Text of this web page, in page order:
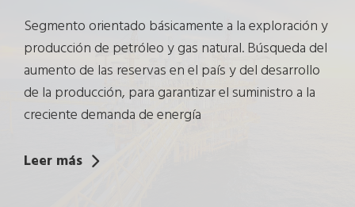
Segmento orientado básicamente a la exploración y
producción de petróleo y gas natural. Búsqueda del
aumento de las reservas en el país y del desarrollo
de la producción, para garantizar el suministro a la
creciente demanda de energía
Leer más